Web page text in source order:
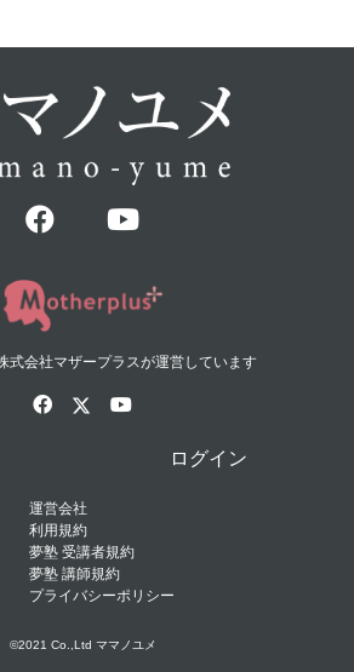
式会社マザープラスが運営しています
ログイン
運営会社
利用規約
夢塾 受講者規約
夢塾 講師規約
プライバシーポリシー
©2021 Co.,Ltd ママノユメ